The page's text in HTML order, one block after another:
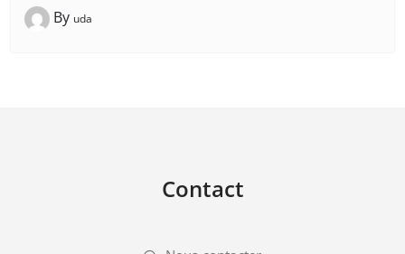
By uda
Contact